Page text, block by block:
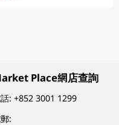
Place網店查詢
話:+852 3001 1299
: